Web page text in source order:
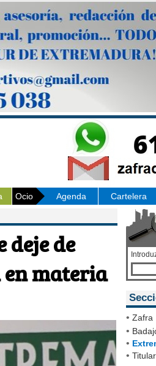
Ocio Agenda Cartelera
deje de
materia
• Zafra
•
•
•